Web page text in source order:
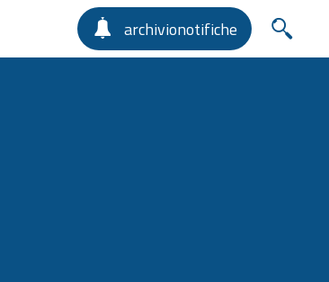
archivionotifiche